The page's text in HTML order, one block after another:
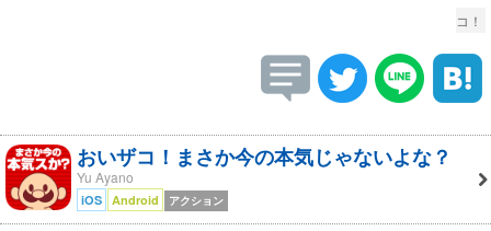
コ！
おいザコ！まさか今の本気じゃないよな？
Yu Ayano
iOS Android アクション